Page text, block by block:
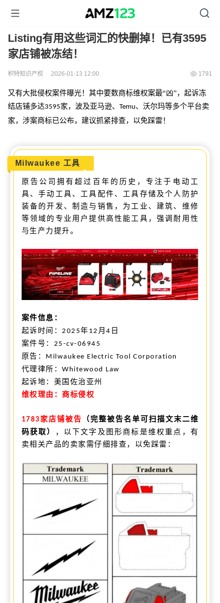
Listing有用这些词汇的快删掉！已有3595
家店铺被冻结！
积特知识产权 2026-01-13 12:00 1791
又有大批侵权案件曝光！其中要数商标维权案最“凶”，起诉冻
结店铺多达3595家，波及亚马逊、 Temu、沃尔玛等多个平台卖
家，涉案商标已公布，建议抓紧排查，以免踩雷！
Milwaukee 工具
原告公司拥有超过百年的历史，专注于电动工
具、手动工具、工具配件、工具存储及个人防护
装备的开发、制造与销售，为工业、建筑、维修
等领域的专业用户提供高性能工具，强调耐用性
与生产力提升。
案件信息：
起诉时间：2025年 12 月4 日
案件号： 25-cv-06945
原告： Milwaukee Electric Tool Corporation
代理律所：Whitewood Law
起诉地： 美国 佐治亚州
维权理由 ：商标侵权
1783 家店铺被告
（完整被告名单可扫描文末二维
码获取）
，以下文字及图形商标是维权重点，有
卖相关产品的卖家需仔细排查，以免踩雷：